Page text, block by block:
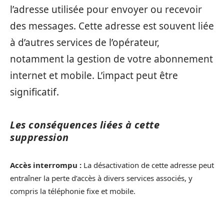
l’adresse utilisée pour envoyer ou recevoir
des messages. Cette adresse est souvent liée
à d’autres services de l’opérateur,
notamment la gestion de votre abonnement
internet et mobile. L’impact peut être
significatif.
Les conséquences liées à cette
suppression
Accès interrompu : La désactivation de cette adresse peut
entraîner la perte d’accès à divers services associés, y
compris la téléphonie fixe et mobile.